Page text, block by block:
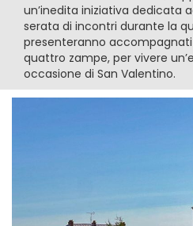
un’inedita iniziativa dedicata
serata di incontri durante la
presenteranno
quattro zampe, per vivere
occasione di San Valentino.